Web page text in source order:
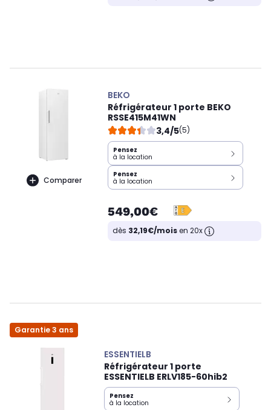
Comparer
BEKO
Réfrigérateur 1 porte BEKO
RSSE415M41WN
3,4/5(5)
Pensez
à la location
Pensez
à la location
549,00€
dès 32,19€/moisen 20x
Garantie 3 ans
ESSENTIELB
Réfrigérateur 1 porte
ESSENTIELB ERLV185-60hib2
Pensez
à la location